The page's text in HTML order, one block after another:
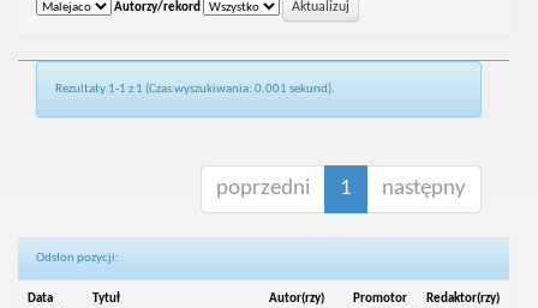
Autorzy/rekord
Rezultaty 1-1 z 1 (Czas wyszukiwania: 0.001 sekund).
poprzedni 1 następny
Odsłon pozycji:
Data
Tytuł Autor(rzy) Promotor Redaktor(rzy)